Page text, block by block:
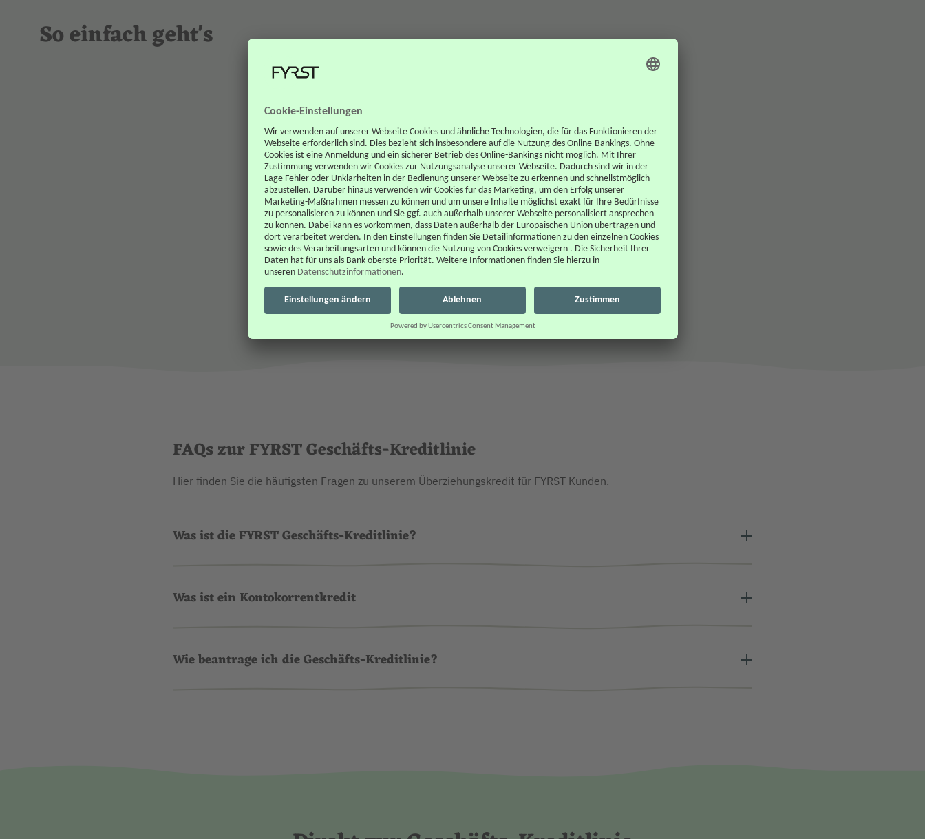
So einfach geht's
Klicken Sie auf den Button "Jetzt beantragen" und
loggen sich wie gewohnt in Ihrem Online-Banking ein.
Antragsstrecke geleitet, der Sie ganz einfach folgen
Sobald der Antrag übermittelt wurde prüfen wir Ihre
Anfrage auf Basis Ihrer eingegebenen Daten. Falls wir
Rückfragen haben kontaktieren wir Sie. Bei positiver
Vorprüfung senden wir Ihnen die Antragsformulare zu.
Sie erhalten nach Eingang Ihres Antrags und der
notwendigen Nachweise eine Kreditbestätigung -
Bonität und Volljährigkeit vorausgesetzt. Ab da steht
Ihnen die Kreditlinie wie beantragt zur Verfügung.
FAQs zur FYRST Geschäfts-Kreditlinie
Hier finden Sie die häufigsten Fragen zu unserem Überziehungskredit für FYRST Kunden.
Was ist die FYRST Geschäfts-Kreditlinie?
Was ist ein Kontokorrentkredit
Wie beantrage ich die Geschäfts-Kreditlinie?